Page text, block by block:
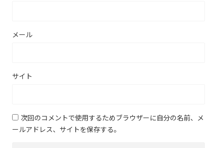
メール
サイト
次回のコメントで使用するためブラウザーに自分の名前、メ
ールアドレス、サイトを保存する。